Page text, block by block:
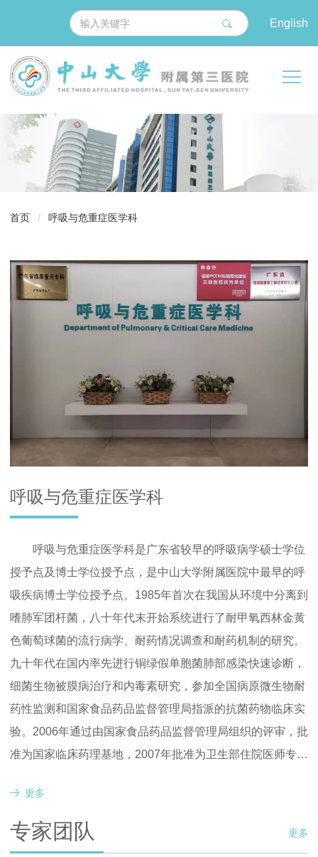
English
导
迹
首页 / 呼吸与危重症医学科
呼吸与危重症医学科
呼吸与危重症医学科是广东省较早的呼吸病学硕士学位
授予点及博士学位授予点，是中山大学附属医院中最早的呼
吸疾病博士学位授予点。1985年首次在我国从环境中分离到
嗜肺军团杆菌，八十年代末开始系统进行了耐甲氧西林金黄
色葡萄球菌的流行病学、耐药情况调查和耐药机制的研究。
九十年代在国内率先进行铜绿假单胞菌肺部感染快速诊断，
细菌生物被膜病治疗和内毒素研究，参加全国病原微生物耐
药性监测和国家食品药品监督管理局指派的抗菌药物临床实
验。2006年通过由国家食品药品监督管理局组织的评审，批
准为国家临床药理基地，2007年批准为卫生部住院医师专科
病种试点单位、中国哮喘联盟中国医师培训项目基地。先后
获得广东省高教联合科技进步三等奖、中山医科大学科技进
步三等奖、广东省卫生厅科技进步二等奖、广东省科委科技
为主要研究方向，针对我科在广东省较好的病原学研究基
础，呼吸系统感染性疾病研究正在不断加强；(2) 呼吸与危
重症监护病房是广东省医疗硬件设施及技术力量最完善的监
更多
专家团队 更多